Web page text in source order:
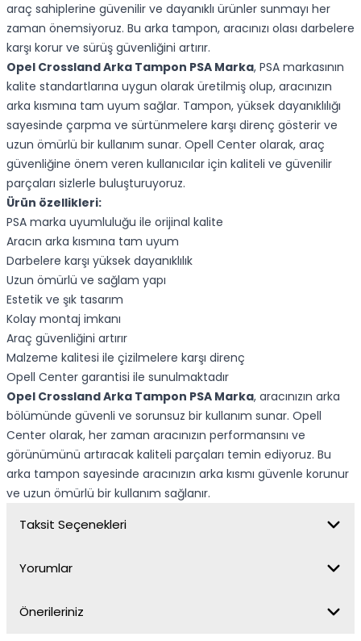
araç sahiplerine güvenilir ve dayanıklı ürünler sunmayı her
zaman önemsiyoruz. Bu arka tampon, aracınızı olası darbelere
karşı korur ve sürüş güvenliğini artırır.
Opel Crossland Arka Tampon PSA Marka, PSA markasının
kalite standartlarına uygun olarak üretilmiş olup, aracınızın
arka kısmına tam uyum sağlar. Tampon, yüksek dayanıklılığı
sayesinde çarpma ve sürtünmelere karşı direnç gösterir ve
uzun ömürlü bir kullanım sunar. Opell Center olarak, araç
güvenliğine önem veren kullanıcılar için kaliteli ve güvenilir
parçaları sizlerle buluşturuyoruz.
Ürün özellikleri:
PSA marka uyumluluğu ile orijinal kalite
Aracın arka kısmına tam uyum
Darbelere karşı yüksek dayanıklılık
Uzun ömürlü ve sağlam yapı
Estetik ve şık tasarım
Kolay montaj imkanı
Araç güvenliğini artırır
Malzeme kalitesi ile çizilmelere karşı direnç
Opell Center garantisi ile sunulmaktadır
Opel Crossland Arka Tampon PSA Marka, aracınızın arka
bölümünde güvenli ve sorunsuz bir kullanım sunar. Opell
Center olarak, her zaman aracınızın performansını ve
görünümünü artıracak kaliteli parçaları temin ediyoruz. Bu
arka tampon sayesinde aracınızın arka kısmı güvenle korunur
ve uzun ömürlü bir kullanım sağlanır.
Taksit Seçenekleri
Yorumlar
Önerileriniz